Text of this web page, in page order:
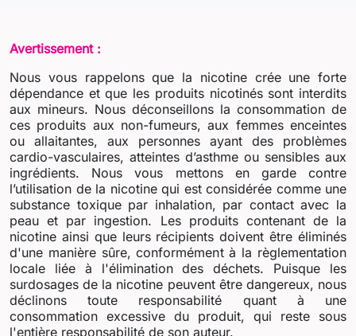
Avertissement :
Nous vous rappelons que la nicotine crée une forte
dépendance et que les produits nicotinés sont interdits
aux mineurs. Nous déconseillons la consommation de
ces produits aux non-fumeurs, aux femmes enceintes
ou allaitantes, aux personnes ayant des problèmes
cardio-vasculaires, atteintes d’asthme ou sensibles aux
ingrédients. Nous vous mettons en garde contre
l’utilisation de la nicotine qui est considérée comme une
substance toxique par inhalation, par contact avec la
peau et par ingestion. Les produits contenant de la
nicotine ainsi que leurs récipients doivent être éliminés
d'une manière sûre, conformément à la règlementation
locale liée à l'élimination des déchets. Puisque les
surdosages de la nicotine peuvent être dangereux, nous
déclinons toute responsabilité quant à une
consommation excessive du produit, qui reste sous
l'entière responsabilité de son auteur.